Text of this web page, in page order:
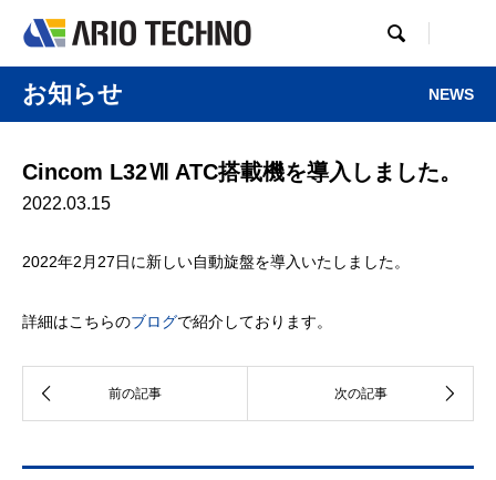

お知らせ NEWS
Cincom L32Ⅶ ATC搭載機を導入しました。
2022.03.15
2022年2月27日に新しい自動旋盤を導入いたしました。
詳細はこちらのブログで紹介しております。